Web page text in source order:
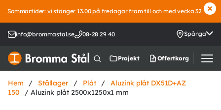
Sommartider: vi stänger 13.00 på fredagar fram till och med vecka 32
info@brommastal.se 08-28 29 40 Spånga
Projekt Offertkorg
Hem / Stållager / Plåt /
Aluzink plåt DX51D+AZ
150
/ Aluzink plåt 2500x1250x1 mm